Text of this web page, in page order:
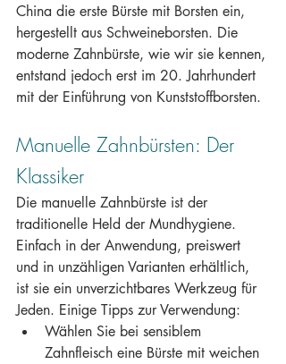
China die erste Bürste mit Borsten ein,
hergestellt aus Schweineborsten. Die
moderne Zahnbürste, wie wir sie kennen,
entstand jedoch erst im 20. Jahrhundert
mit der Einführung von Kunststoffborsten.
Manuelle Zahnbürsten: Der
Klassiker
Die manuelle Zahnbürste ist der
traditionelle Held der Mundhygiene.
Einfach in der Anwendung, preiswert
und in unzähligen Varianten erhältlich,
ist sie ein unverzichtbares Werkzeug für
Jeden. Einige Tipps zur Verwendung:
Wählen Sie bei sensiblem
Zahnfleisch eine Bürste mit weichen